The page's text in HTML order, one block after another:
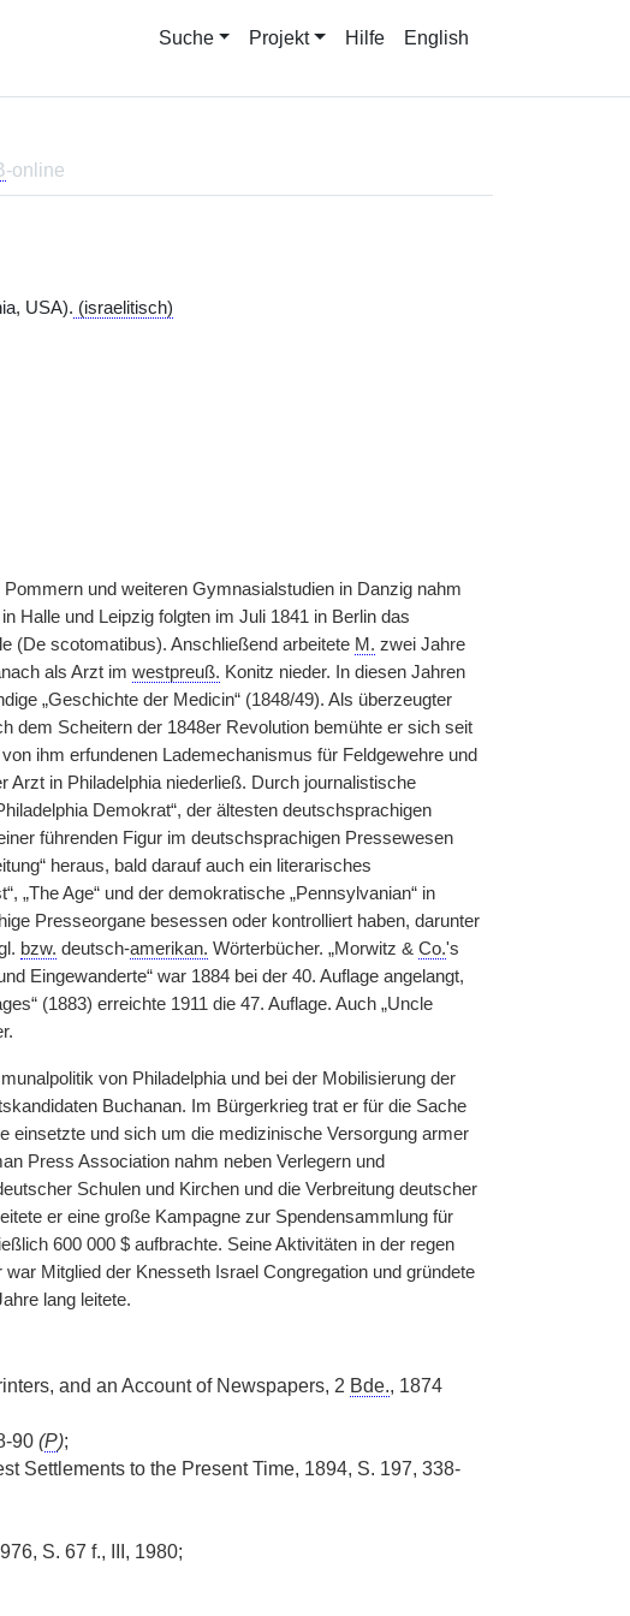
Suche Projekt Hilfe English
-online
USA). (israelitisch)
und weiteren Gymnasialstudien in Danzig nahm
Halle und Leipzig folgten im Juli 1841 in Berlin das
(De scotomatibus). Anschließend arbeitete M. zwei Jahre
als Arzt im westpreuß. Konitz nieder. In diesen Jahren
„Geschichte der Medicin“ (1848/49). Als überzeugter
dem Scheitern der 1848er Revolution bemühte er sich seit
ihm erfundenen Lademechanismus für Feldgewehre und
in Philadelphia niederließ. Durch journalistische
Demokrat“, der ältesten deutschsprachigen
führenden Figur im deutschsprachigen Pressewesen
heraus, bald darauf auch ein literarisches
„The Age“ und der demokratische „Pennsylvanian“ in
Presseorgane besessen oder kontrolliert haben, darunter
bzw. deutsch-amerikan. Wörterbücher. „Morwitz & Co.'s
Eingewanderte“ war 1884 bei der 40. Auflage angelangt,
(1883) erreichte 1911 die 47. Auflage. Auch „Uncle
von Philadelphia und bei der Mobilisierung der
Buchanan. Im Bürgerkrieg trat er für die Sache
einsetzte und sich um die medizinische Versorgung armer
Press Association nahm neben Verlegern und
Schulen und Kirchen und die Verbreitung deutscher
er eine große Kampagne zur Spendensammlung für
600 000 $ aufbrachte. Seine Aktivitäten in der regen
Mitglied der Knesseth Israel Congregation und gründete
lang leitete.
and an Account of Newspapers, 2 Bde., 1874
90 (P);
Settlements to the Present Time, 1894, S. 197, 338-
S. 67 f., III, 1980;